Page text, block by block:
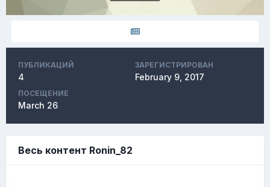
ПУБЛИКАЦИЙ
4
ЗАРЕГИСТРИРОВАН
February 9, 2017
ПОСЕЩЕНИЕ
March 26
Весь контент Ronin_82